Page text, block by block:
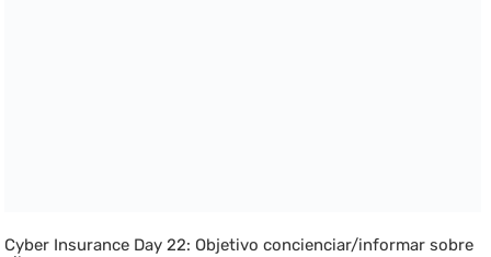
Cyber Insurance Day 22: Objetivo concienciar/informar sobre